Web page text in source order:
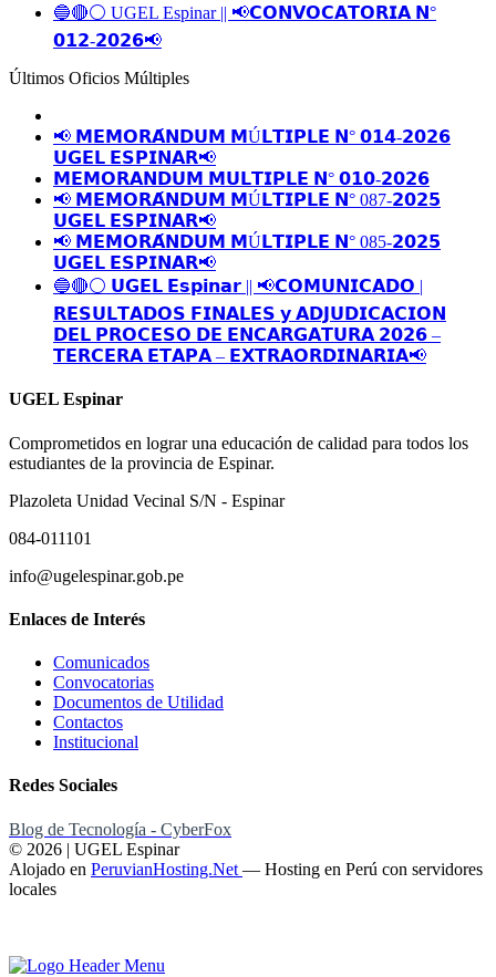
🔵🔴⚪️ UGEL Espinar || 📢𝗖𝗢𝗡𝗩𝗢𝗖𝗔𝗧𝗢𝗥𝗜𝗔 𝗡°
𝟬𝟭𝟮-𝟮𝟬𝟮𝟲📢
Últimos Oficios Múltiples
📢 𝗠𝗘𝗠𝗢𝗥𝗔́𝗡𝗗𝗨𝗠 𝗠Ú𝗟𝗧𝗜𝗣𝗟𝗘 𝗡° 𝟬𝟭𝟰-𝟮𝟬𝟮𝟲
𝗨𝗚𝗘𝗟 𝗘𝗦𝗣𝗜𝗡𝗔𝗥📢
𝗠𝗘𝗠𝗢𝗥𝗔𝗡𝗗𝗨𝗠 𝗠𝗨𝗟𝗧𝗜𝗣𝗟𝗘 𝗡° 𝟬𝟭𝟬-𝟮𝟬𝟮𝟲
📢 𝗠𝗘𝗠𝗢𝗥𝗔́𝗡𝗗𝗨𝗠 𝗠Ú𝗟𝗧𝗜𝗣𝗟𝗘 𝗡° 087-𝟮𝟬𝟮𝟱
𝗨𝗚𝗘𝗟 𝗘𝗦𝗣𝗜𝗡𝗔𝗥📢
📢 𝗠𝗘𝗠𝗢𝗥𝗔́𝗡𝗗𝗨𝗠 𝗠Ú𝗟𝗧𝗜𝗣𝗟𝗘 𝗡° 085-𝟮𝟬𝟮𝟱
𝗨𝗚𝗘𝗟 𝗘𝗦𝗣𝗜𝗡𝗔𝗥📢
🔵🔴⚪️ 𝗨𝗚𝗘𝗟 𝗘𝘀𝗽𝗶𝗻𝗮𝗿 || 📢𝗖𝗢𝗠𝗨𝗡𝗜𝗖𝗔𝗗𝗢 |
𝗥𝗘𝗦𝗨𝗟𝗧𝗔𝗗𝗢𝗦 𝗙𝗜𝗡𝗔𝗟𝗘𝗦 𝘆 𝗔𝗗𝗝𝗨𝗗𝗜𝗖𝗔𝗖𝗜𝗢𝗡
𝗗𝗘𝗟 𝗣𝗥𝗢𝗖𝗘𝗦𝗢 𝗗𝗘 𝗘𝗡𝗖𝗔𝗥𝗚𝗔𝗧𝗨𝗥𝗔 𝟮𝟬𝟮𝟲 –
𝗧𝗘𝗥𝗖𝗘𝗥𝗔 𝗘𝗧𝗔𝗣𝗔 – 𝗘𝗫𝗧𝗥𝗔𝗢𝗥𝗗𝗜𝗡𝗔𝗥𝗜𝗔📢
UGEL Espinar
Comprometidos en lograr una educación de calidad para todos los
estudiantes de la provincia de Espinar.
Plazoleta Unidad Vecinal S/N - Espinar
084-011101
info@ugelespinar.gob.pe
Enlaces de Interés
Comunicados
Convocatorias
Documentos de Utilidad
Contactos
Institucional
Redes Sociales
Blog de Tecnología - CyberFox
© 2026 | UGEL Espinar
Alojado en PeruvianHosting.Net — Hosting en Perú con servidores
locales